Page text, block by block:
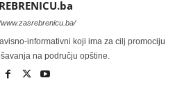
informativni koji ima za cilj promociju
na području opštine.